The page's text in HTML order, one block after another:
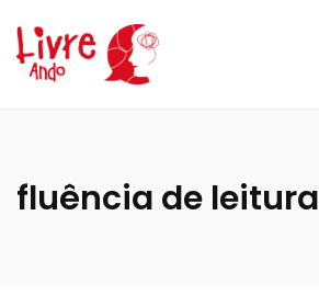
fluência de leitura